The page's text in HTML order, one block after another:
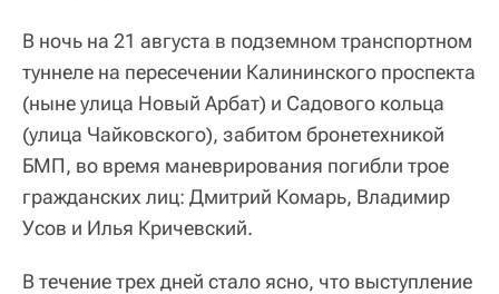
В ночь на 21 августа в подземном транспортном
туннеле на пересечении Калининского проспекта
(ныне улица Новый Арбат) и Садового кольца
(улица Чайковского), забитом бронетехникой
БМП, во время маневрирования погибли трое
гражданских лиц: Дмитрий Комарь, Владимир
Усов и Илья Кричевский.
В течение трех дней стало ясно, что выступление